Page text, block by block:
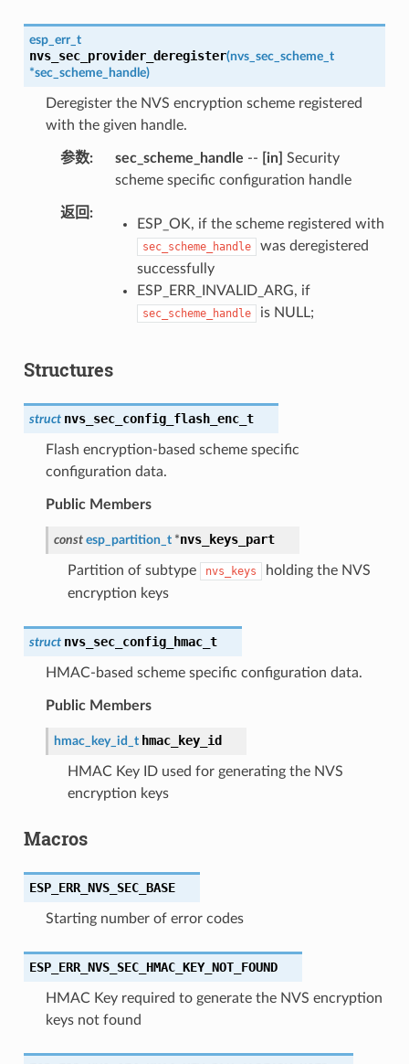
esp_err_t
nvs_sec_provider_deregister(nvs_sec_scheme_t
*sec_scheme_handle)
Deregister the NVS encryption scheme registered
with the given handle.
参数 sec_scheme_handle -- [in] Security
scheme specific configuration handle
返回
ESP_OK, if the scheme registered with
sec_scheme_handle
was deregistered
successfully
ESP_ERR_INVALID_ARG, if
sec_scheme_handle is NULL;
Structures
struct nvs_sec_config_flash_enc_t
Flash encryption-based scheme specific
configuration data.
Public Members
const esp_partition_t *nvs_keys_part
Partition of subtype nvs_keys
holding the NVS
encryption keys
struct nvs_sec_config_hmac_t
HMAC-based scheme specific configuration data.
Public Members
hmac_key_id_t hmac_key_id
HMAC Key ID used for generating the NVS
encryption keys
Macros
ESP_ERR_NVS_SEC_BASE
Starting number of error codes
ESP_ERR_NVS_SEC_HMAC_KEY_NOT_FOUND
HMAC Key required to generate the NVS encryption
keys not found